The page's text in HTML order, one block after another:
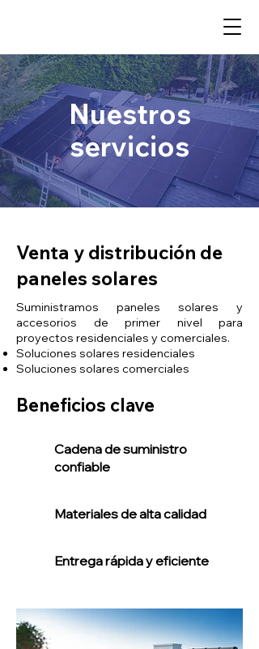
Nuestros
servicios
Venta y distribución de
paneles solares
Suministramos paneles solares y
accesorios de primer nivel para
proyectos residenciales y comerciales.
Soluciones solares residenciales
Soluciones solares comerciales
Beneficios clave
Cadena de suministro
confiable
Materiales de alta calidad
Entrega rápida y eficiente